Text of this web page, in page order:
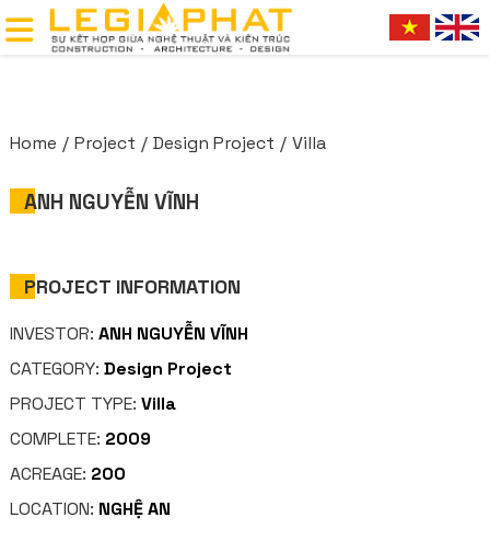
Home Project Design Project Villa
ANH NGUYỄN VĨNH
PROJECT INFORMATION
INVESTOR: ANH NGUYỄN VĨNH
CATEGORY: Design Project
PROJECT TYPE: Villa
COMPLETE: 2009
ACREAGE: 200
LOCATION: NGHỆ AN